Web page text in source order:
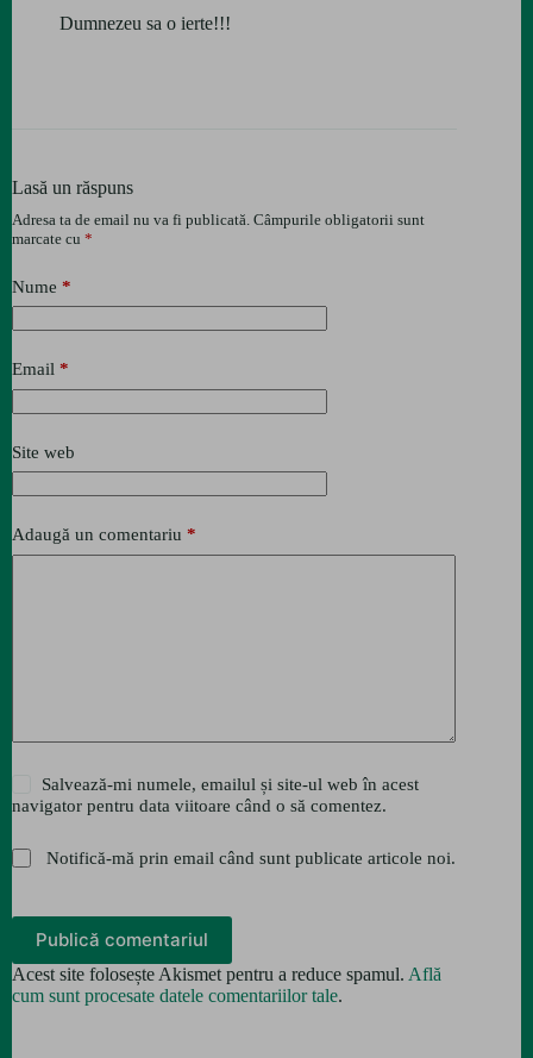
Dumnezeu sa o ierte!!!
Lasă un răspuns
Adresa ta de email nu va fi publicată. Câmpurile obligatorii sunt
marcate cu *
Nume *
Email *
Site web
Adaugă un comentariu *
Salvează-mi numele, emailul și site-ul web în acest
navigator pentru data viitoare când o să comentez.
Notifică-mă prin email când sunt publicate articole noi.
Publică comentariul
Acest site folosește Akismet pentru a reduce spamul. Află
cum sunt procesate datele comentariilor tale.